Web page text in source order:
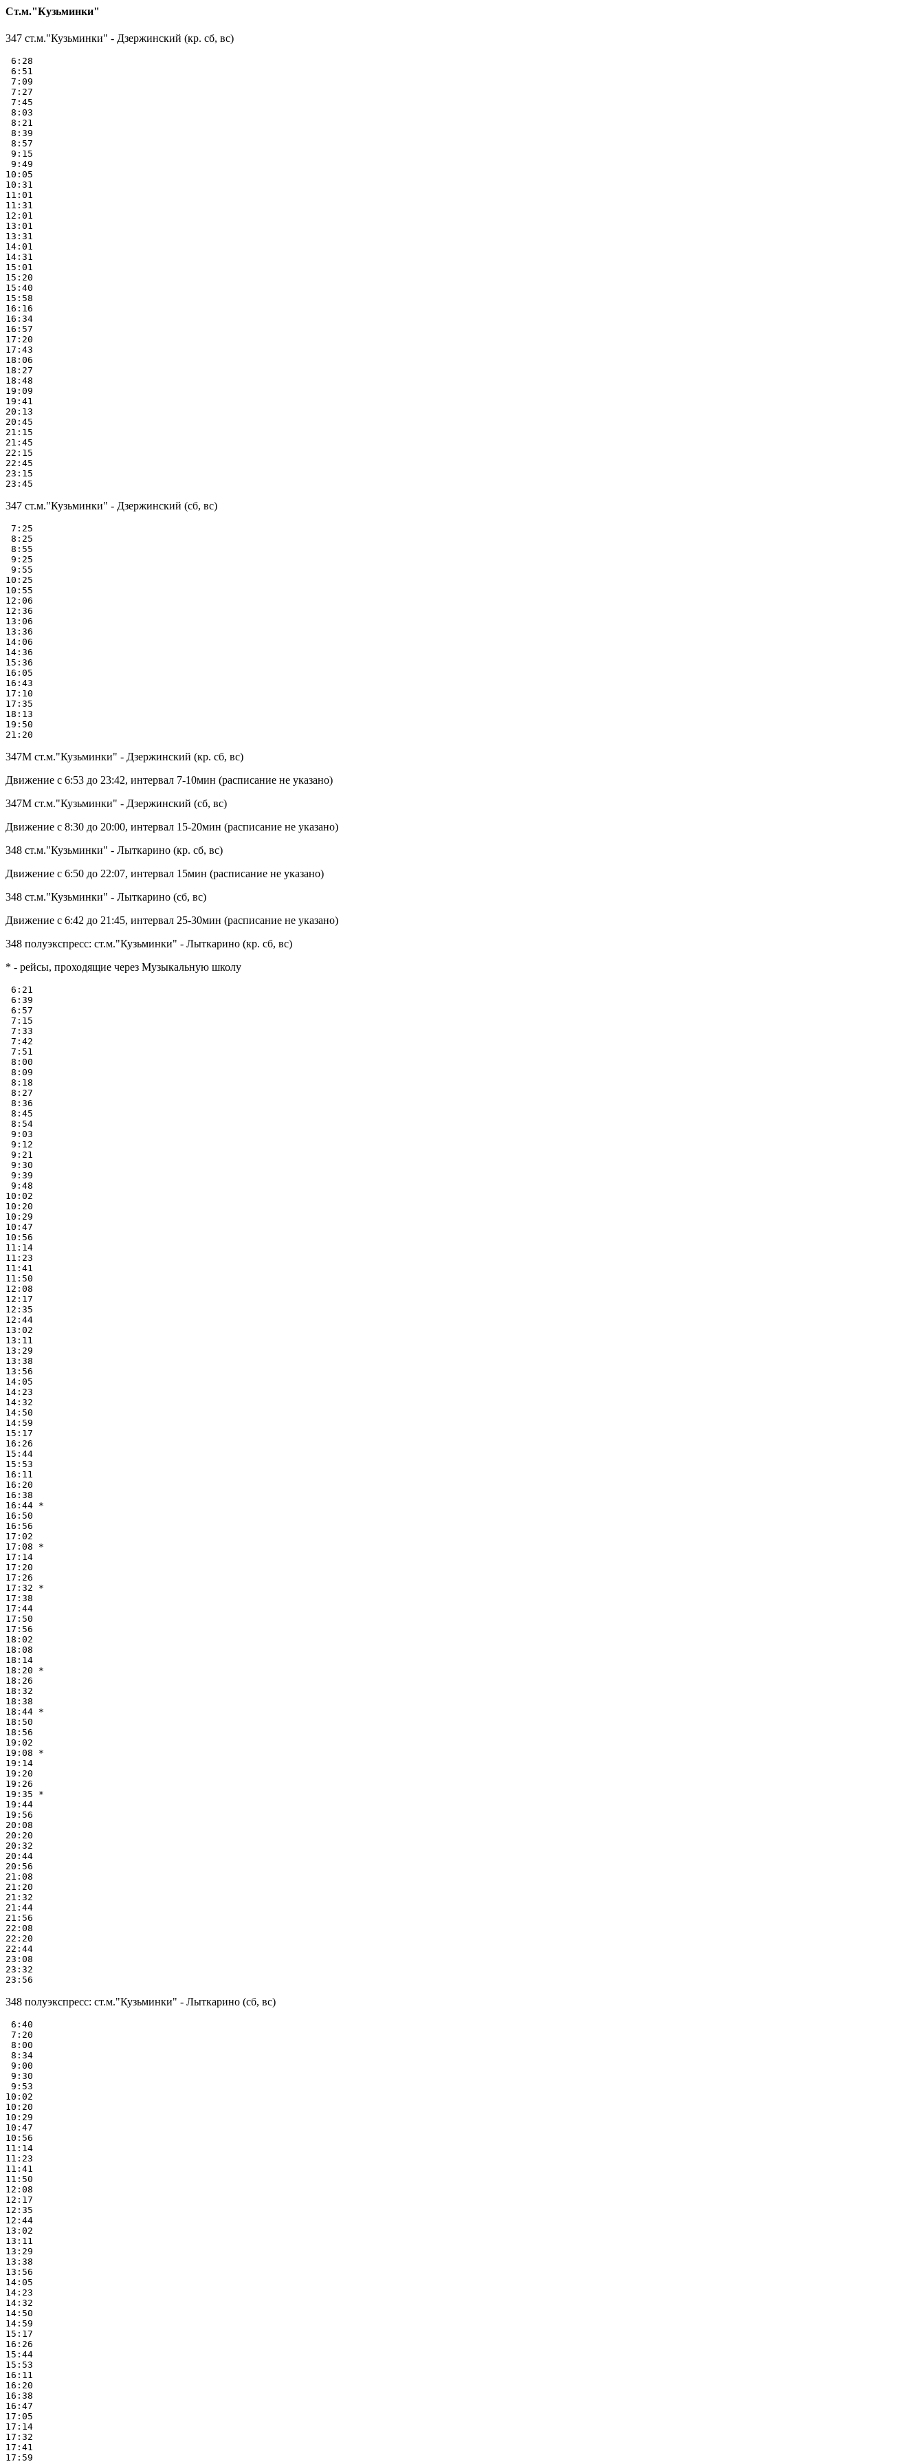
Ст.м."Кузьминки"
347 ст.м."Кузьминки" - Дзержинский (кр. сб, вс)
6:28
6:51
7:09
7:27
7:45
8:03
8:21
8:39
8:57
9:15
9:49
10:05
10:31
11:01
11:31
12:01
13:01
13:31
14:01
14:31
15:01
15:20
15:40
15:58
16:16
16:34
16:57
17:20
17:43
18:06
18:27
18:48
19:09
19:41
20:13
20:45
21:15
21:45
22:15
22:45
23:15
347 ст.м."Кузьминки" - Дзержинский (сб, вс)
7:25
8:25
8:55
9:25
9:55
10:25
10:55
12:06
12:36
13:06
13:36
14:06
14:36
15:36
16:05
16:43
17:10
17:35
18:13
19:50
347М ст.м."Кузьминки" - Дзержинский (кр. сб, вс)
Движение с 6:53 до 23:42, интервал 7-10мин (расписание не указано)
347М ст.м."Кузьминки" - Дзержинский (сб, вс)
Движение с 8:30 до 20:00, интервал 15-20мин (расписание не указано)
348 ст.м."Кузьминки" - Лыткарино (кр. сб, вс)
Движение с 6:50 до 22:07, интервал 15мин (расписание не указано)
348 ст.м."Кузьминки" - Лыткарино (сб, вс)
Движение с 6:42 до 21:45, интервал 25-30мин (расписание не указано)
348 полуэкспресс: ст.м."Кузьминки" - Лыткарино (кр. сб, вс)
* - рейсы, проходящие через Музыкальную школу
6:21
6:39
6:57
7:15
7:33
7:42
7:51
8:00
8:09
8:18
8:27
8:36
8:45
8:54
9:03
9:12
9:21
9:30
9:39
9:48
10:02
10:20
10:29
10:47
10:56
11:14
11:23
11:41
11:50
12:08
12:17
12:35
12:44
13:02
13:11
13:29
13:38
13:56
14:05
14:23
14:32
14:50
14:59
15:17
16:26
15:44
15:53
16:11
16:20
16:38
16:44 *
16:50
16:56
17:02
17:08 *
17:14
17:20
17:26
17:32 *
17:38
17:44
17:50
17:56
18:02
18:08
18:14
18:20 *
18:26
18:32
18:38
18:44 *
18:50
18:56
19:02
19:08 *
19:14
19:20
19:26
19:35 *
19:44
19:56
20:08
20:20
20:32
20:44
20:56
21:08
21:20
21:32
21:44
21:56
22:08
22:20
22:44
23:08
23:32
348 полуэкспресс: ст.м."Кузьминки" - Лыткарино (сб, вс)
6:40
7:20
8:00
8:34
9:00
9:30
9:53
10:02
10:20
10:29
10:47
10:56
11:14
11:23
11:41
11:50
12:08
12:17
12:35
12:44
13:02
13:11
13:29
13:38
13:56
14:05
14:23
14:32
14:50
14:59
15:17
16:26
15:44
15:53
16:11
16:20
16:38
16:47
17:05
17:14
17:32
17:41
17:59